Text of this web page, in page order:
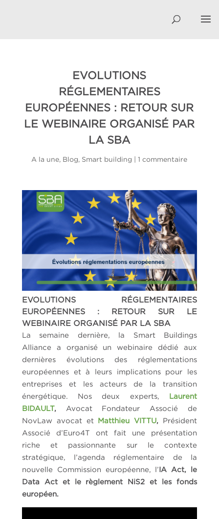
EVOLUTIONS
RÉGLEMENTAIRES
EUROPÉENNES : RETOUR SUR
LE WEBINAIRE ORGANISÉ PAR
LA SBA
A la une, Blog, Smart building |1 commentaire
EVOLUTIONS RÉGLEMENTAIRES
EUROPÉENNES : RETOUR SUR LE
WEBINAIRE ORGANISÉ PAR LA SBA
La semaine dernière, la Smart Buildings
Alliance a organisé un webinaire dédié aux
dernières évolutions des réglementations
européennes et à leurs implications pour les
entreprises et les acteurs de la transition
énergétique. Nos deux experts, Laurent
BIDAULT, Avocat Fondateur Associé de
NovLaw avocat et Matthieu VITTU, Président
Associé d’Euro4T ont fait une présentation
riche et passionnante sur le contexte
stratégique, l’agenda réglementaire de la
nouvelle Commission européenne, l’IA Act, le
Data Act et le règlement NiS2 et les fonds
européen.